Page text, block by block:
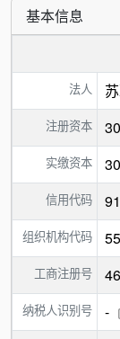
基本信息
法人
注册资本
实缴资本
信用代码
组织机构代码
工商注册号
纳税人识别号 -